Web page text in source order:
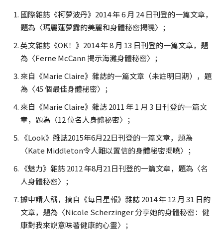
國際雜誌《柯夢波丹》2014 年 6 月 24 日刊登的一篇文章，
題為〈瑪麗蓮夢露的美麗和身體秘密揭曉〉；
英文雜誌《OK！》2014 年 8 月 13 日刊登的一篇文章，題
為〈Ferne McCann 揭示海灘身體秘密〉；
來自《Marie Claire》雜誌的一篇文章（未註明日期），題
為〈45 個最佳身體秘密〉；
來自《Marie Claire》雜誌 2011 年 1 月 3 日刊登的一篇文
章，題為〈12 位名人身體秘密〉；
《Look》雜誌2015年6月22日刊登的一篇文章，題為
〈Kate Middleton令人難以置信的身體秘密揭曉〉；
《魅力》雜誌 2012 年8月21日刊登的一篇文章，題為〈名
人身體秘密〉；
據申請人稱，摘自《每日星報》雜誌 2014 年 12 月 31 日的
文章，題為〈Nicole Scherzinger 分享她的身體秘密：健
康對我來說意味著健康的心靈〉；